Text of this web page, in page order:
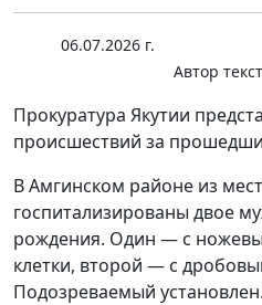
06.07.2026 г.
Автор
Прокуратура Якутии
происшествий за
В Амгинском районе из
госпитализированы двое
рождения. Один — с
клетки, второй — с
Подозреваемый установлен.